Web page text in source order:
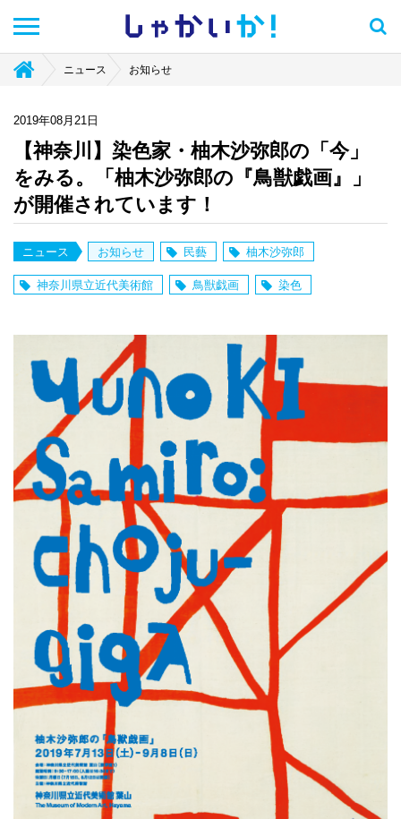
しゃかい か！
ニュース お知らせ
2019年08月21日
【神奈川】染色家・柚木沙弥郎の「今」
をみる。「柚木沙弥郎の『鳥獣戯画』」
が開催されています！
ニュース お知らせ 民藝 柚木沙弥郎
神奈川県立近代美術館 鳥獣戯画 染色